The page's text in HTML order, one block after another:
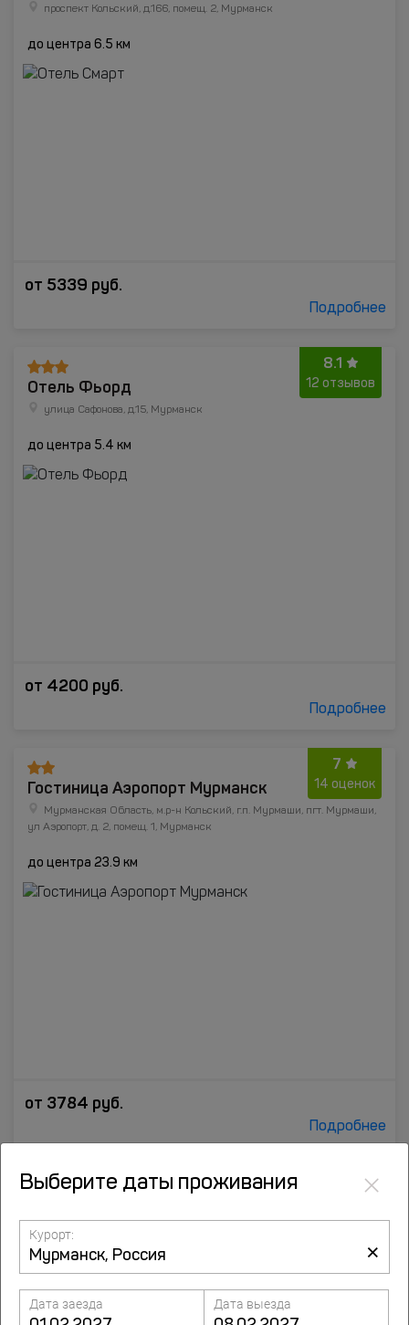
проспект Кольский, д.166, помещ. 2, Мурманск
до центра 6.5 км
от 5339 руб.
Подробнее
8.1
12 отзывов
Отель Фьорд
улица Сафонова, д.15, Мурманск
до центра 5.4 км
от 4200 руб.
Подробнее
7
14 оценок
Гостиница Аэропорт Мурманск
Мурманская Область, м.р-н Кольский, г.п. Мурмаши, пгт. Мурмаши,
ул Аэропорт, д. 2, помещ. 1, Мурманск
до центра 23.9 км
от 3784 руб.
Подробнее
до центра 2.1 км
Выберите даты проживания ×
Курорт:
×
Дата заезда Дата выезда